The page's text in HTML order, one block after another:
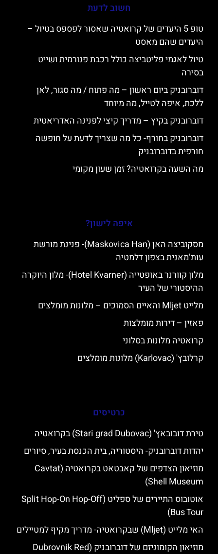
חשוב לדעת
טופ 5 היעדים של קרואטיה שאסור לפספס בטיול –
היעדים שהם מאסט
טיול לאגמי פליטביצה כולל רכבת פנורמית ושייט
בסירה
דוברובניק ביום ראשון – מה פתוח / מה סגור, לאן
ללכת, איפה לטייל, מה מיוחד
דוברובניק בקיץ – מדריך קיצי לפנינה האדריאטית
דוברובניק בחורף- כל מה שצריך לדעת על חופשה
חורפית בדוברובניק
מה השעה בקרואטיה? זמן שעון מקומי
איפה לישון?
מסקוביצה האן (Maskovica Han)- פנינת מורשת
עות’מאנית בצפון דלמטיה
מלון קוורנר באופטייה (Hotel Kvarner)- מלון היוקרה
ההיסטורי של העיר
מלייט Mljet והאיים הסמוכים – מלונות מומלצים
פאזין – דירות מומלצות
קרואטיה מלונות בסלוני
קרלובץ' (Karlovac) מלונות מומלצים
כרטיסים
טירת דובובאץ' (Stari grad Dubovac) בקרואטיה
יהדות דוברובניק- היסטוריה, בית הכנסת בעיר, סיורים
מוזיאון הצדפים של קאבטאט בקרואטיה (Cavtat
Shell Museum)
אוטובוס התיירים של ספליט (Split Hop-On Hop-Off
Bus Tour)
האי מלייט (Mljet) שבקרואטיה- מדריך מקיף למטיילים
מוזיאון הקומוניזם של דוברובניק (Dubrovnik Red